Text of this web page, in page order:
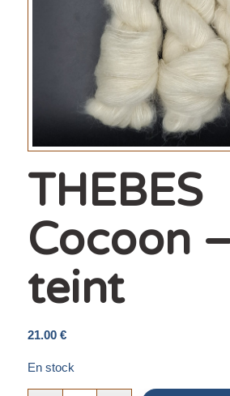
THEBES
Cocoon
teint
21.00 €
En stock